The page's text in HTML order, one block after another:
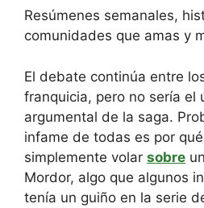
Resúmenes semanales,
comunidades que amas y
El debate continúa entre
franquicia, pero no sería el
argumental de la saga.
infame de todas es por
simplemente volar sobre
Mordor, algo que algunos
tenía un guiño en la serie